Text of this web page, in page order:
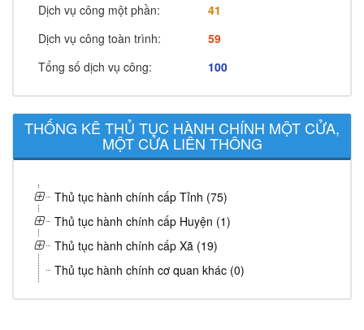
Dịch vụ công một phần:
41
Dịch vụ công toàn trình:
59
Tổng số dịch vụ công:
100
THỐNG KÊ THỦ TỤC HÀNH CHÍNH MỘT CỬA,
MỘT CỬA LIÊN THÔNG
Thủ tục hành chính cấp Tỉnh (75)
Thủ tục hành chính cấp Huyện (1)
Thủ tục hành chính cấp Xã (19)
Thủ tục hành chính cơ quan khác (0)